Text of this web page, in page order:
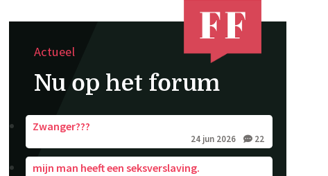
Actueel
Nu op het forum
Zwanger???
24 jun 2026 22
mijn man heeft een seksverslaving.